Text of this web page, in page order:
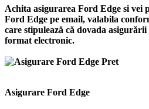
Achita asigurarea Ford Edge si vei
Ford Edge pe email, valabila
care stipulează că dovada
format electronic.
Asigurare Ford Edge